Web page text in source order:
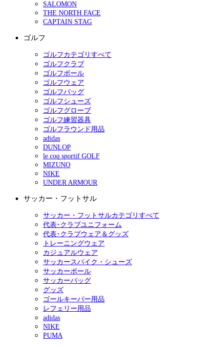
SALOMON
THE NORTH FACE
CAPTAIN STAG
ゴルフ
ゴルフカテゴリすべて
ゴルフクラブ
ゴルフボール
ゴルフウェア
ゴルフバッグ
ゴルフシューズ
ゴルフグローブ
ゴルフ練習器具
ゴルフラウンド用品
adidas
DUNLOP
le coq sportif GOLF
MIZUNO
NIKE
UNDER ARMOUR
サッカー・フットサル
サッカー・フットサルカテゴリすべて
代表･クラブユニフォーム
代表･クラブウェア＆グッズ
トレーニングウェア
カジュアルウェア
サッカースパイク・シューズ
サッカーボール
サッカーバッグ
グッズ
ゴールキーパー用品
レフェリー用品
adidas
NIKE
PUMA